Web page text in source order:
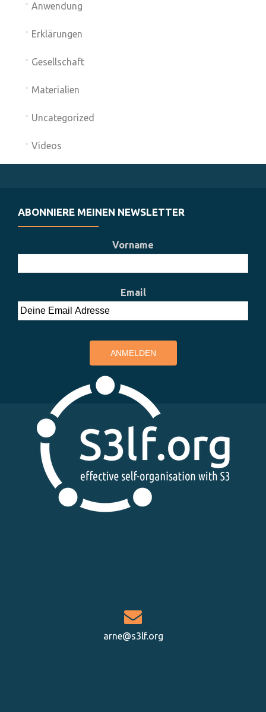
Anwendung
Erklärungen
Gesellschaft
Materialien
Uncategorized
Videos
ABONNIERE MEINEN NEWSLETTER
Vorname
Email
arne@s3lf.org